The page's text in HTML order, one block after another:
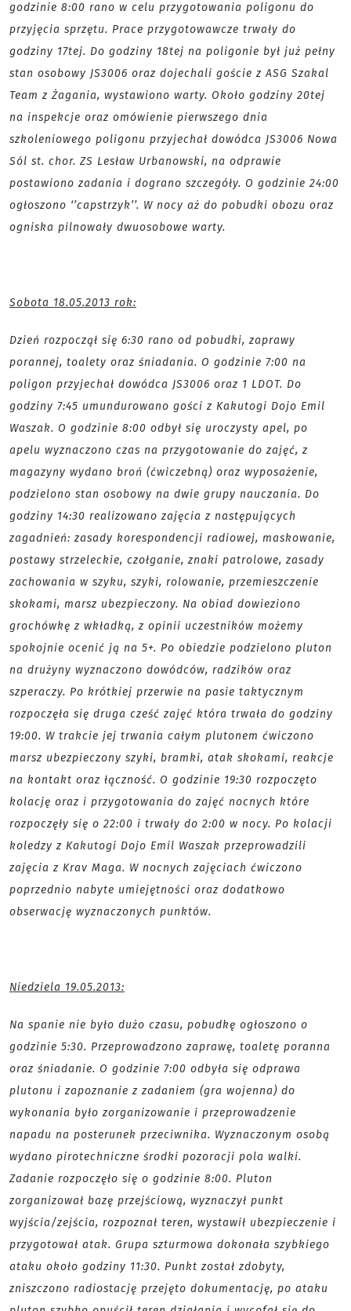
godzinie 8:00 rano w celu przygotowania poligonu do
przyjęcia sprzętu. Prace przygotowawcze trwały do
godziny 17tej. Do godziny 18tej na poligonie był już pełny
stan osobowy JS3006 oraz dojechali goście z ASG Szakal
Team z Żagania, wystawiono warty. Około godziny 20tej
na inspekcje oraz omówienie pierwszego dnia
szkoleniowego poligonu przyjechał dowódca JS3006 Nowa
Sól st. chor. ZS Lesław Urbanowski, na odprawie
postawiono zadania i dograno szczegóły. O godzinie 24:00
ogłoszono ‘’capstrzyk’’. W nocy aż do pobudki obozu oraz
ogniska pilnowały dwuosobowe warty.
Sobota 18.05.2013 rok:
Dzień rozpoczął się 6:30 rano od pobudki, zaprawy
porannej, toalety oraz śniadania. O godzinie 7:00 na
poligon przyjechał dowódca JS3006 oraz 1 LDOT. Do
godziny 7:45 umundurowano gości z Kakutogi Dojo Emil
Waszak. O godzinie 8:00 odbył się uroczysty apel, po
apelu wyznaczono czas na przygotowanie do zajęć, z
magazyny wydano broń (ćwiczebną) oraz wyposażenie,
podzielono stan osobowy na dwie grupy nauczania. Do
godziny 14:30 realizowano zajęcia z następujących
zagadnień: zasady korespondencji radiowej, maskowanie,
postawy strzeleckie, czołganie, znaki patrolowe, zasady
zachowania w szyku, szyki, rolowanie, przemieszczenie
skokami, marsz ubezpieczony. Na obiad dowieziono
grochówkę z wkładką, z opinii uczestników możemy
spokojnie ocenić ją na 5+. Po obiedzie podzielono pluton
na drużyny wyznaczono dowódców, radzików oraz
szperaczy. Po krótkiej przerwie na pasie taktycznym
rozpoczęła się druga cześć zajęć która trwała do godziny
19:00. W trakcie jej trwania całym plutonem ćwiczono
marsz ubezpieczony szyki, bramki, atak skokami, reakcje
na kontakt oraz łączność. O godzinie 19:30 rozpoczęto
kolację oraz i przygotowania do zajęć nocnych które
rozpoczęły się o 22:00 i trwały do 2:00 w nocy. Po kolacji
koledzy z Kakutogi Dojo Emil Waszak przeprowadzili
zajęcia z Krav Maga. W nocnych zajęciach ćwiczono
poprzednio nabyte umiejętności oraz dodatkowo
obserwację wyznaczonych punktów.
Niedziela 19.05.2013:
Na spanie nie było dużo czasu, pobudkę ogłoszono o
godzinie 5:30. Przeprowadzono zaprawę, toaletę poranna
oraz śniadanie. O godzinie 7:00 odbyła się odprawa
plutonu i zapoznanie z zadaniem (gra wojenna) do
wykonania było zorganizowanie i przeprowadzenie
napadu na posterunek przeciwnika. Wyznaczonym osobą
wydano pirotechniczne środki pozoracji pola walki.
Zadanie rozpoczęło się o godzinie 8:00. Pluton
zorganizował bazę przejściową, wyznaczył punkt
wyjścia/zejścia, rozpoznał teren, wystawił ubezpieczenie i
przygotował atak. Grupa szturmowa dokonała szybkiego
ataku około godziny 11:30. Punkt został zdobyty,
zniszczono radiostację przejęto dokumentację, po ataku